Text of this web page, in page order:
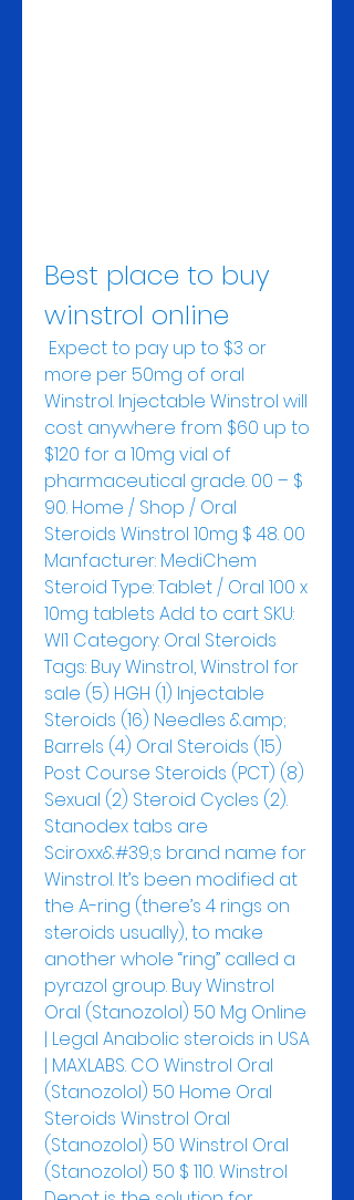
Best place to buy
winstrol online
more per 50mg of oral
Winstrol. Injectable Winstrol will
cost anywhere from $60 up to
$120 for a 10mg vial of
pharmaceutical grade. 00 – $
90. Home / Shop / Oral
Steroids Winstrol 10mg $ 48. 00
Manfacturer: MediChem
Steroid Type: Tablet / Oral 100 x
10mg tablets Add to cart SKU:
WI1 Category: Oral Steroids
Tags: Buy Winstrol, Winstrol for
sale (5) HGH (1) Injectable
Steroids (16) Needles &amp;
Barrels (4) Oral Steroids (15)
Post Course Steroids (PCT) (8)
Sexual (2) Steroid Cycles (2).
Stanodex tabs are
Sciroxx&#39;s brand name for
Winstrol. It’s been modified at
the A-ring (there’s 4 rings on
steroids usually), to make
another whole “ring” called a
pyrazol group. Buy Winstrol
Oral (Stanozolol) 50 Mg Online
| Legal Anabolic steroids in USA
| MAXLABS. CO Winstrol Oral
(Stanozolol) 50 Home Oral
Steroids Winstrol Oral
(Stanozolol) 50 Winstrol Oral
(Stanozolol) 50 $ 110. Winstrol